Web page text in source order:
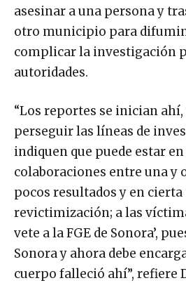
asesinar a una persona y
otro municipio para
complicar la investigación
autoridades.
“Los reportes se inician
perseguir las líneas de
indiquen que puede estar
colaboraciones entre una y
pocos resultados y en cierta
revictimización; a las
vete a la FGE de Sonora’,
Sonora y ahora debe
cuerpo falleció ahí”, refiere